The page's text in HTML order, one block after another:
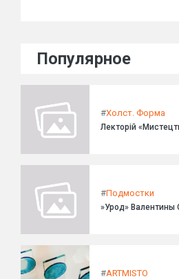
Популярное
#Холст. Форма
Лекторій
#Подмостки
»Урод» Валентины
#ARTMISTO